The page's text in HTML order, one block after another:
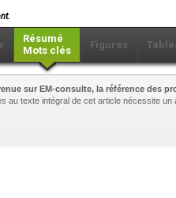
Résumé
Mots clés
Figures
sur EM-consulte, la référence des
au texte intégral de cet article nécessite un